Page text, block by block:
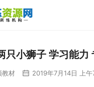
只小狮子 学习能力
教材 2019年7月14日 上